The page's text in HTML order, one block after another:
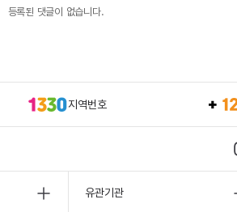
등록된 댓글이 없습니다.
지역번호
유관기관